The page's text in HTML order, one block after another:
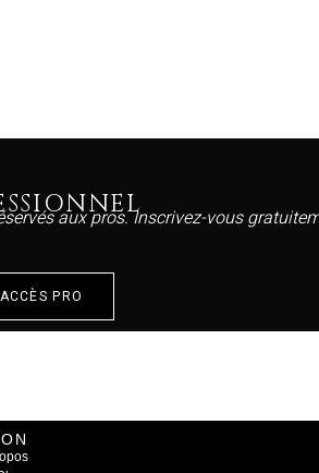
aux pros. Inscrivez-vous
PRO